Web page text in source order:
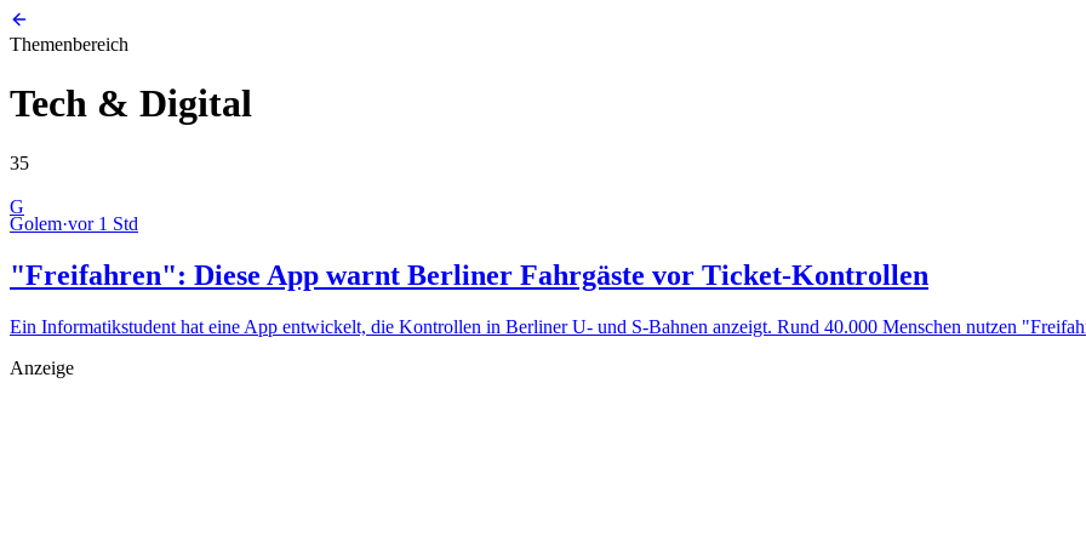
Themenbereich
Tech & Digital
35
G
Golem·vor 1 Std
"Freifahren": Diese App warnt Berliner Fahrgäste vor Ticket-Kontrollen
Ein Informatikstudent hat eine App entwickelt, die Kontrollen in Berliner U- und S-Bahnen anzeigt. Rund 40.000 Menschen nutzen
Anzeige